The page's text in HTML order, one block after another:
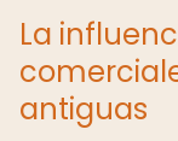
La
antiguas